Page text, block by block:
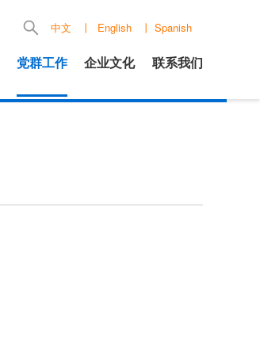
中文 丨 English丨 Spanish
党群工作 企业文化 联系我们